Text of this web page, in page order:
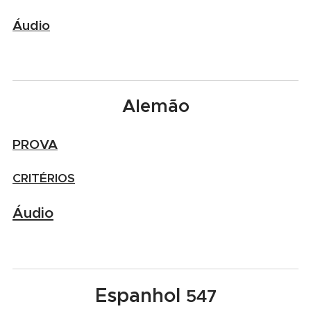
Áudio
Alemão
PROVA
CRITÉRIOS
Áudio
Espanhol 547